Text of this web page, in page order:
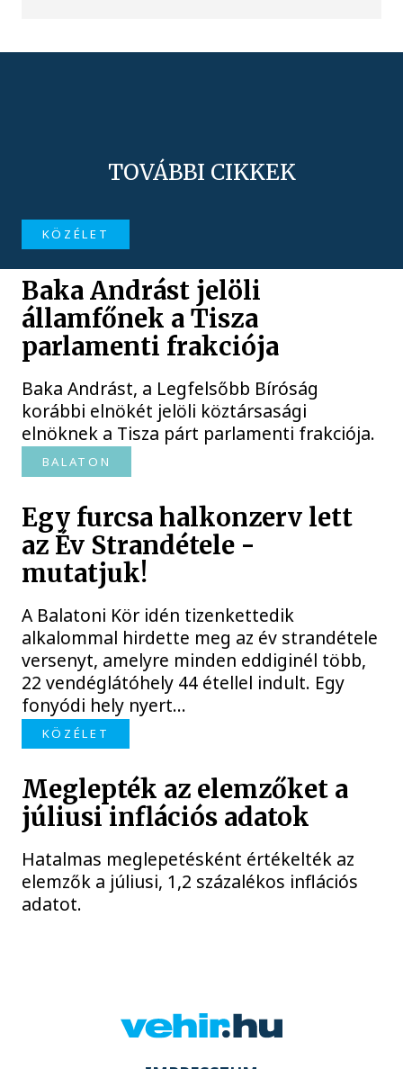
TOVÁBBI CIKKEK
KÖZÉLET
Baka Andrást jelöli
államfőnek a Tisza
parlamenti frakciója
Baka Andrást, a Legfelsőbb Bíróság
korábbi elnökét jelöli köztársasági
elnöknek a Tisza párt parlamenti frakciója.
BALATON
Egy furcsa halkonzerv lett
az Év Strandétele -
mutatjuk!
A Balatoni Kör idén tizenkettedik
alkalommal hirdette meg az év strandétele
versenyt, amelyre minden eddiginél több,
22 vendéglátóhely 44 étellel indult. Egy
fonyódi hely nyert...
KÖZÉLET
Meglepték az elemzőket a
júliusi inflációs adatok
Hatalmas meglepetésként értékelték az
elemzők a júliusi, 1,2 százalékos inflációs
adatot.